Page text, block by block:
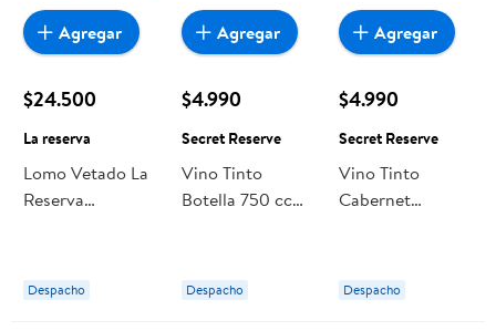
$24.500
La reserva
Lomo Vetado La
Reserva
Despacho
Agregar
$4.990
Secret Reserve
Vino Tinto
Botella 750 cc
Despacho
Agregar
$4.990
Secret Reserve
Vino Tinto
Cabernet
Secret Reserve
Despacho
Agregar